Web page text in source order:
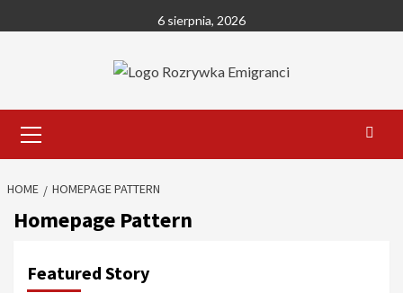
to
6 sierpnia, 2026
Menu
HOME HOMEPAGE PATTERN
Homepage Pattern
Featured Story